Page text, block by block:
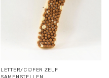
LETTER/CIJFER ZELF